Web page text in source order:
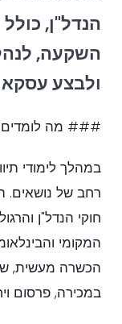
הנדל"ן,
השקעה,
ולבצע
### מה לומדים
במהלך לימודי
רחב של נושאים.
חוקי הנדל"ן
המקומי
הכשרה מעשית,
במכירה, פרסום